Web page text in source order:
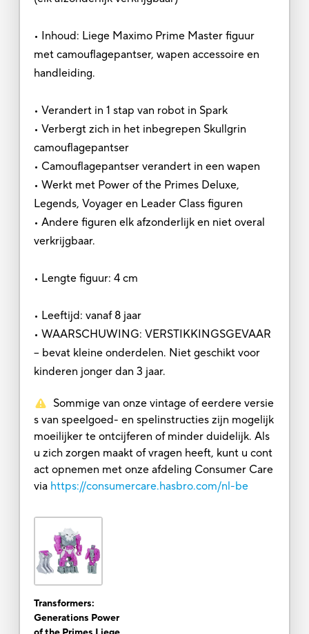
• Inhoud: Liege Maximo Prime Master figuur
met camouflagepantser, wapen accessoire en
handleiding.
• Verandert in 1 stap van robot in Spark
• Verbergt zich in het inbegrepen Skullgrin
camouflagepantser
• Camouflagepantser verandert in een wapen
• Werkt met Power of the Primes Deluxe,
Legends, Voyager en Leader Class figuren
• Andere figuren elk afzonderlijk en niet overal
verkrijgbaar.
• Lengte figuur: 4 cm
• Leeftijd: vanaf 8 jaar
• WAARSCHUWING: VERSTIKKINGSGEVAAR
– bevat kleine onderdelen. Niet geschikt voor
kinderen jonger dan 3 jaar.
Sommige van onze vintage of eerdere versie
s van speelgoed- en spelinstructies zijn mogelijk
moeilijker te ontcijferen of minder duidelijk. Als
u zich zorgen maakt of vragen heeft, kunt u cont
act opnemen met onze afdeling Consumer Care
via https://consumercare.hasbro.com/nl-be
Transformers:
Generations Power